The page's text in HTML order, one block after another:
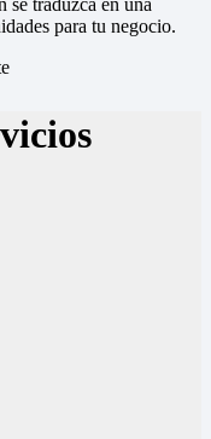
se traduzca en una
para tu negocio.